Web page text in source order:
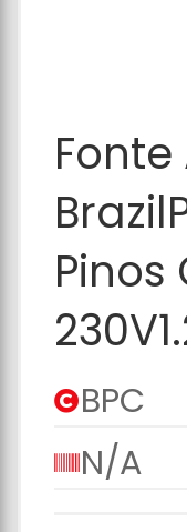
Fonte
Pinos
BPC
N/A